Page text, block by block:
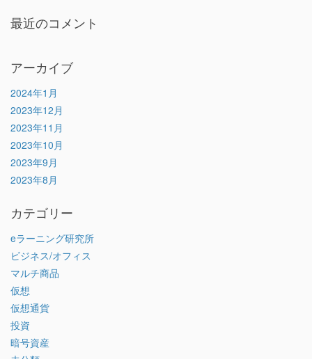
最近のコメント
アーカイブ
2024年1月
2023年12月
2023年11月
2023年10月
2023年9月
2023年8月
カテゴリー
eラーニング研究所
ビジネス/オフィス
マルチ商品
仮想
仮想通貨
投資
暗号資産